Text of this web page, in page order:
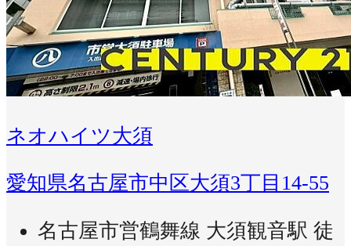
ネオハイツ大須
愛知県名古屋市中区大須3丁目14-55
名古屋市営鶴舞線 大須観音駅 徒